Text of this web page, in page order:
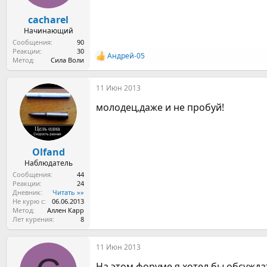
а
cacharel
Начинающий
Сообщения
90
Реакции
30
Метод
Сила Воли
Р
е
а
к
и
Андрей-05
Olfand
Наблюдатель
Сообщения
44
Реакции
24
Дневник
Читать »»
Не курю с
06.06.2013
Метод
Аллен Карр
Лет курения
8
11 Июн 2013
молодец,даже и не пробуй!
11 Июн 2013